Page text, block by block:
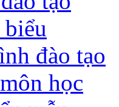
đào tạo
học